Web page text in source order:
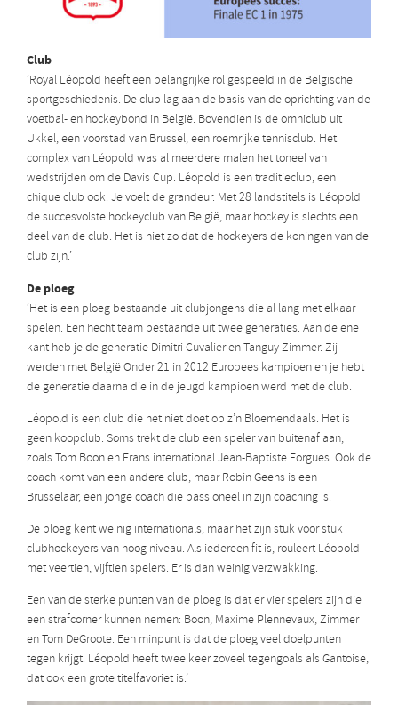
Club
‘Royal Léopold heeft een belangrijke rol gespeeld in de Belgische
sportgeschiedenis. De club lag aan de basis van de oprichting van de
voetbal- en hockeybond in België. Bovendien is de omniclub uit
Ukkel, een voorstad van Brussel, een roemrijke tennisclub. Het
complex van Léopold was al meerdere malen het toneel van
wedstrijden om de Davis Cup. Léopold is een traditieclub, een
chique club ook. Je voelt de grandeur. Met 28 landstitels is Léopold
de succesvolste hockeyclub van België, maar hockey is slechts een
deel van de club. Het is niet zo dat de hockeyers de koningen van de
club zijn.’
De ploeg
‘Het is een ploeg bestaande uit clubjongens die al lang met elkaar
spelen. Een hecht team bestaande uit twee generaties. Aan de ene
kant heb je de generatie Dimitri Cuvalier en Tanguy Zimmer. Zij
werden met België Onder 21 in 2012 Europees kampioen en je hebt
de generatie daarna die in de jeugd kampioen werd met de club.
Léopold is een club die het niet doet op z’n Bloemendaals. Het is
geen koopclub. Soms trekt de club een speler van buitenaf aan,
zoals Tom Boon en Frans international Jean-Baptiste Forgues. Ook de
coach komt van een andere club, maar Robin Geens is een
Brusselaar, een jonge coach die passioneel in zijn coaching is.
De ploeg kent weinig internationals, maar het zijn stuk voor stuk
clubhockeyers van hoog niveau. Als iedereen fit is, rouleert Léopold
met veertien, vijftien spelers. Er is dan weinig verzwakking.
Een van de sterke punten van de ploeg is dat er vier spelers zijn die
een strafcorner kunnen nemen: Boon, Maxime Plennevaux, Zimmer
en Tom DeGroote. Een minpunt is dat de ploeg veel doelpunten
tegen krijgt. Léopold heeft twee keer zoveel tegengoals als Gantoise,
dat ook een grote titelfavoriet is.’